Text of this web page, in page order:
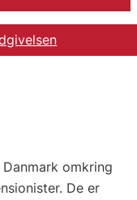
omkring
De er